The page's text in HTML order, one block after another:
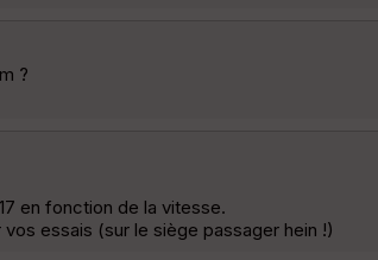
?
en fonction de la vitesse.
essais (sur le siège passager hein !)